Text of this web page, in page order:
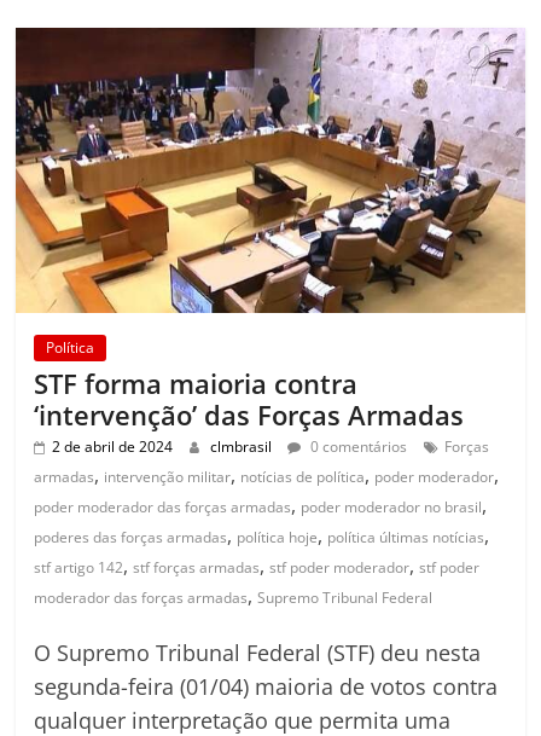
Política
STF forma maioria contra
‘intervenção’ das Forças Armadas
2 de abril de 2024 clmbrasil 0 comentários
Forças
armadas, intervenção militar, notícias de política, poder moderador,
poder moderador das forças armadas, poder moderador no brasil,
poderes das forças armadas, política hoje, política últimas notícias,
stf artigo 142,stf forças armadas,stf poder moderador,stf poder
moderador das forças armadas,Supremo Tribunal Federal
O Supremo Tribunal Federal (STF) deu nesta
segunda-feira (01/04) maioria de votos contra
qualquer interpretação que permita uma